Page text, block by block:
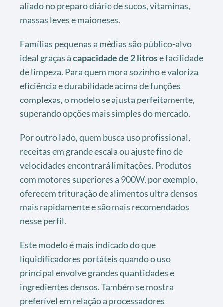
aliado no preparo diário de sucos, vitaminas,
massas leves e maioneses.
Famílias pequenas a médias são público-alvo
ideal graças àcapacidade de 2 litrose facilidade
de limpeza. Para quem mora sozinho e valoriza
eficiência e durabilidade acima de funções
complexas, o modelo se ajusta perfeitamente,
superando opções mais simples do mercado.
Por outro lado, quem busca uso profissional,
receitas em grande escala ou ajuste fino de
velocidades encontrará limitações. Produtos
com motores superiores a 900W, por exemplo,
oferecem trituração de alimentos ultra densos
mais rapidamente e são mais recomendados
nesse perfil.
Este modelo é mais indicado do que
liquidificadores portáteis quando o uso
principal envolve grandes quantidades e
ingredientes densos. Também se mostra
preferível em relação a processadores